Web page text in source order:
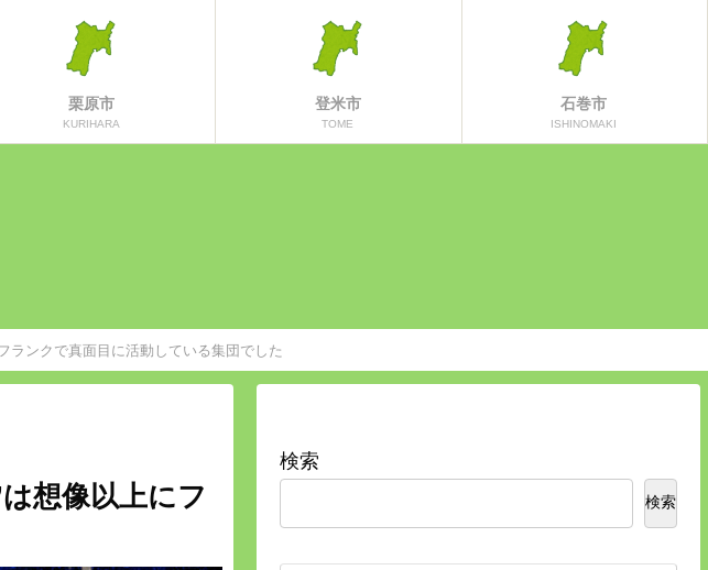
栗原市
KURIHARA
登米市
TOME
石巻市
ISHINOMAKI
ランクで真面目に活動している集団でした
想像以上にフ
検索
検索